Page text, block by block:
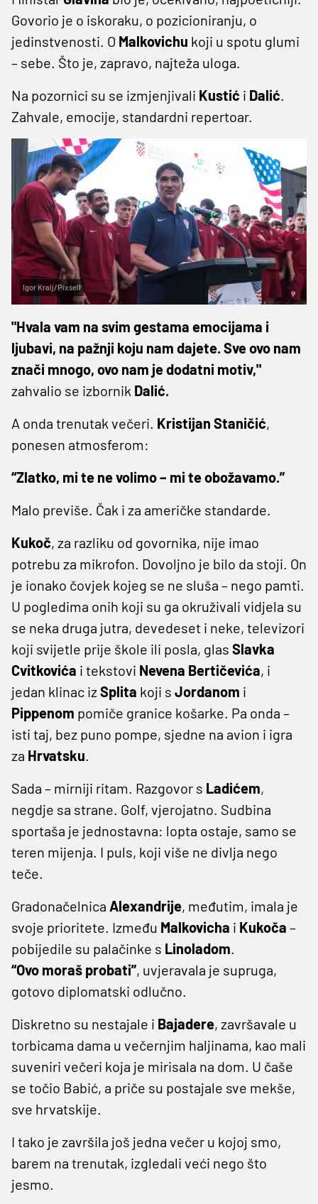
Govorio je o iskoraku, o pozicioniranju, o
jedinstvenosti. O Malkovichu koji u spotu glumi
– sebe. Što je, zapravo, najteža uloga.
Na pozornici su se izmjenjivali Kustić i Dalić.
Zahvale, emocije, standardni repertoar.
Igor Kralj/Pixsell
"Hvala vam na svim gestama emocijama i
ljubavi, na pažnji koju nam dajete. Sve ovo nam
znači mnogo, ovo nam je dodatni motiv,"
zahvalio se izbornik Dalić.
A onda trenutak večeri. Kristijan Staničić,
ponesen atmosferom:
“Zlatko, mi te ne volimo – mi te obožavamo.”
Malo previše. Čak i za američke standarde.
Kukoč, za razliku od govornika, nije imao
potrebu za mikrofon. Dovoljno je bilo da stoji. On
je ionako čovjek kojeg se ne sluša – nego pamti.
U pogledima onih koji su ga okruživali vidjela su
se neka druga jutra, devedeset i neke, televizori
koji svijetle prije škole ili posla, glas Slavka
Cvitkovića i tekstovi Nevena Bertičevića, i
jedan klinac izSplita koji s Jordanom i
Pippenom pomiče granice košarke. Pa onda –
isti taj, bez puno pompe, sjedne na avion i igra
za Hrvatsku.
Sada – mirniji ritam. Razgovor s Ladićem,
negdje sa strane. Golf, vjerojatno. Sudbina
sportaša je jednostavna: lopta ostaje, samo se
teren mijenja. I puls, koji više ne divlja nego
teče.
Gradonačelnica Alexandrije, međutim, imala je
svoje prioritete. Između Malkovicha i Kukoča –
pobijedile su palačinke s Linoladom.
“Ovo moraš probati”, uvjeravala je supruga,
gotovo diplomatski odlučno.
Diskretno su nestajale i Bajadere, završavale u
torbicama dama u večernjim haljinama, kao mali
suveniri večeri koja je mirisala na dom. U čaše
se točio Babić, a priče su postajale sve mekše,
sve hrvatskije.
I tako je završila još jedna večer u kojoj smo,
barem na trenutak, izgledali veći nego što
jesmo.